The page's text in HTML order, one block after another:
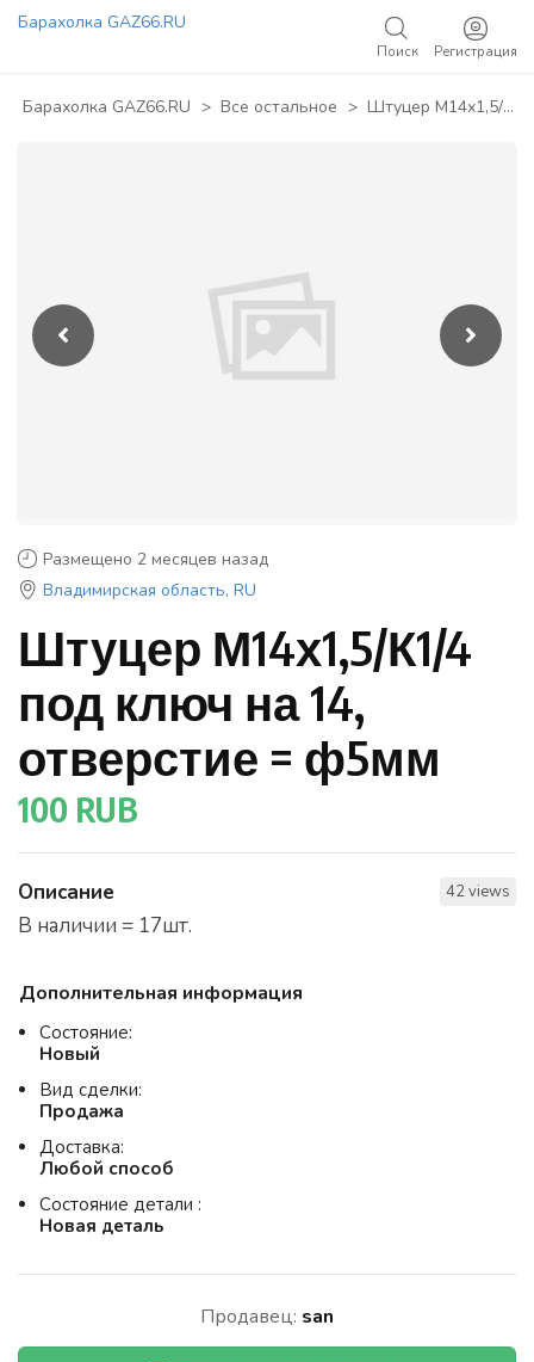
Барахолка GAZ66.RU
Регистрация
Поиск
Добавить объявление
Барахолка GAZ66.RU > Все остальное > Штуцер М14х1,5/К1/4 под ключ на 14, отверстие = ф5мм
Размещено 2 месяцев назад
Владимирская область, RU
Штуцер М14х1,5/К1/4
под ключ на 14,
отверстие = ф5мм
100 RUB
Описание 42 views
В наличии = 17шт.
Дополнительная информация
Состояние:
Новый
Вид сделки:
Продажа
Доставка:
Любой способ
Состояние детали :
Новая деталь
Продавец: san